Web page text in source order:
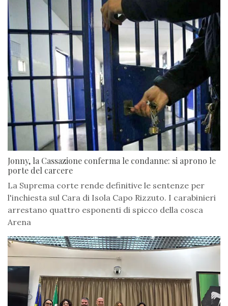
Jonny, la Cassazione conferma le condanne: si aprono le
porte del carcere
La Suprema corte rende definitive le sentenze per
l'inchiesta sul Cara di Isola Capo Rizzuto. I carabinieri
arrestano quattro esponenti di spicco della cosca
Arena